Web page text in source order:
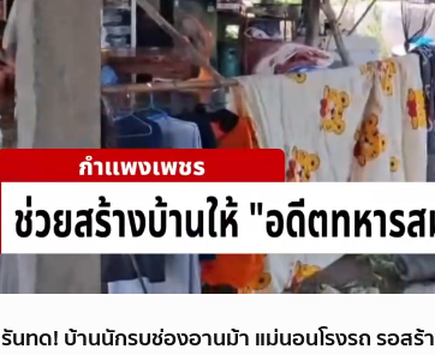
รันทด! บ้านนักรบช่องอานม้า แม่นอนโรงรถ รอสร้